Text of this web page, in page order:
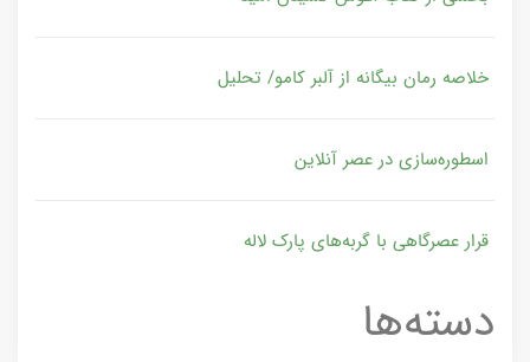
خلاصه رمان بیگانه از آلبر کامو/ تحلیل
اسطوره‌سازی در عصر آنلاین
قرار عصرگاهی با گربه‌های پارک لاله
دسته‌ها